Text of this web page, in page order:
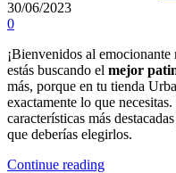
30/06/2023
0
¡Bienvenidos al
estás buscando el mejor
más, porque en tu tienda
exactamente lo que
características más
que deberías elegirlos.
Continue reading